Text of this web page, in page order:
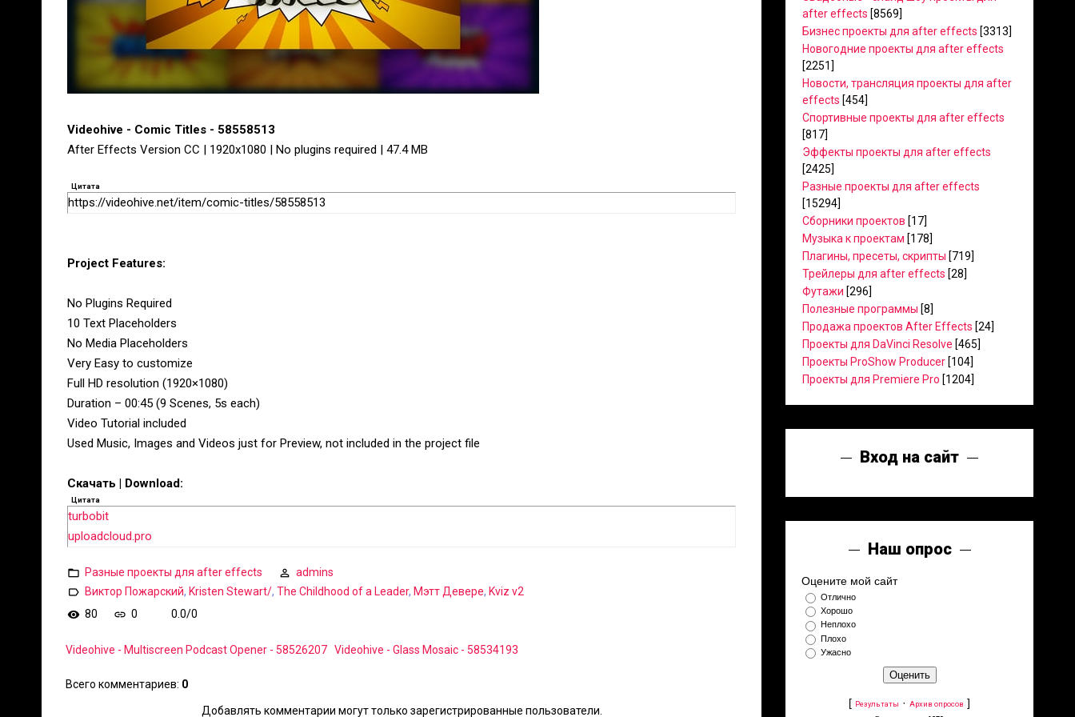
Videohive - Comic Titles - 58558513
After Effects Version CC | 1920x1080 | No plugins required | 47.4 MB
Цитата
https://videohive.net/item/comic-titles/58558513
Project Features:
No Plugins Required
10 Text Placeholders
No Media Placeholders
Very Easy to customize
Full HD resolution (1920×1080)
Duration – 00:45 (9 Scenes, 5s each)
Video Tutorial included
Used Music, Images and Videos just for Preview, not included in the project file
Скачать | Download:
Цитата
turbobit
uploadcloud.pro
Разные проекты для after effects
admins
Виктор Пожарский, Kristen Stewart/, The Childhood of a Leader, Мэтт Девере, Kviz v2
80
0 0.0/0
Videohive - Multiscreen Podcast Opener - 58526207 Videohive - Glass Mosaic - 58534193
Всего комментариев: 0
Добавлять комментарии могут только зарегистрированные пользователи.
after effects [8569]
Бизнес проекты для after effects [3313]
Новогодние проекты для after effects
[2251]
Новости, трансляция проекты для after
effects [454]
Спортивные проекты для after effects
[817]
Эффекты проекты для after effects
[2425]
Разные проекты для after effects
[15294]
Сборники проектов [17]
Музыка к проектам [178]
Плагины, пресеты, скрипты [719]
Трейлеры для after effects [28]
Футажи [296]
Полезные программы [8]
Продажа проектов After Effects [24]
Проекты для DaVinci Resolve [465]
Проекты ProShow Producer [104]
Проекты для Premiere Pro [1204]
Вход на сайт
Наш опрос
Оцените мой сайт
Отлично
Хорошо
Неплохо
Плохо
Ужасно
[ Результаты · Архив опросов ]